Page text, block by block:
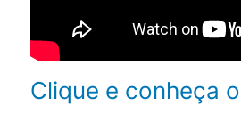
Clique e conheça